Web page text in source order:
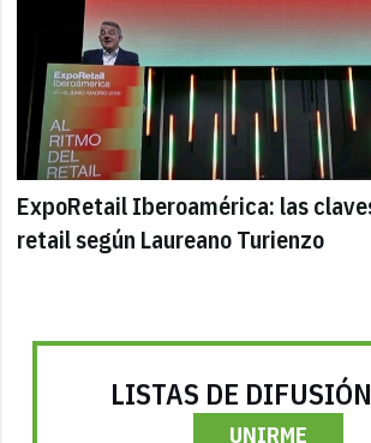
ExpoRetail Iberoamérica: las
retail según Laureano Turienzo
LISTAS DE
UNIRME